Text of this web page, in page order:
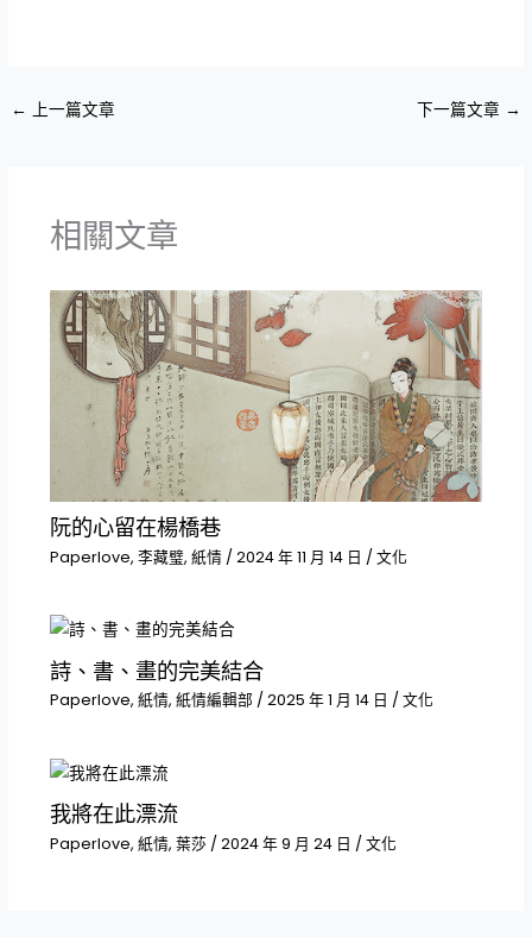
← 上一篇文章 下一篇文章 →
相關文章
阮的心留在楊橋巷
Paperlove, 李藏璧, 紙情/ 2024 年 11 月 14 日 / 文化
詩、書、畫的完美結合
Paperlove, 紙情, 紙情編輯部 / 2025 年 1 月 14 日 / 文化
我將在此漂流
Paperlove, 紙情, 葉莎 / 2024 年 9 月 24 日 / 文化